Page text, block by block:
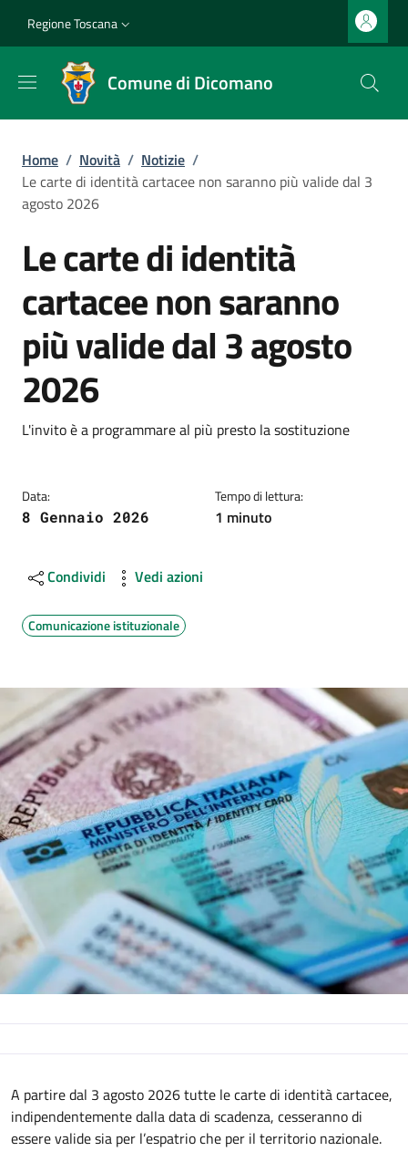
Slim top
Regione Toscana
Comune di Dicomano
Briciole di pane
Home / Novità / Notizie /
Le carte di identità cartacee non saranno più valide dal 3
agosto 2026
Le carte di identità
cartacee non saranno
più valide dal 3 agosto
2026
Dettagli
Descrizione breve
L'invito è a programmare al più presto la sostituzione
Data:
8 Gennaio 2026
Tempo di lettura:
1 minuto
Condividi Vedi azioni
Comunicazione istituzionale
Descrizione
A partire dal 3 agosto 2026 tutte le carte di identità cartacee,
indipendentemente dalla data di scadenza, cesseranno di
essere valide sia per l’espatrio che per il territorio nazionale.